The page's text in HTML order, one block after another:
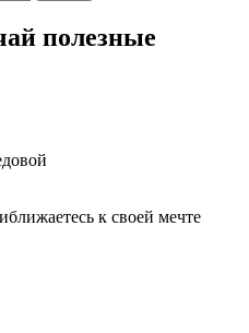
полезные
к своей мечте